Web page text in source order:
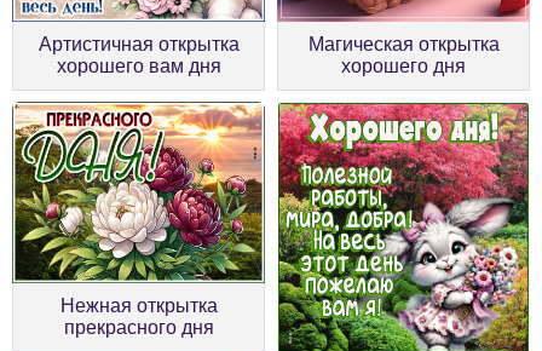
Артистичная открытка
хорошего вам дня
Магическая открытка
хорошего дня
Нежная открытка
прекрасного дня